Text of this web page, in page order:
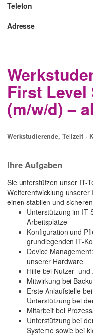
Telefon
Adresse
First
(m/w/d) –
Werkstudierende, Teilzeit ·
Ihre Aufgaben
Sie unterstützen unser IT-
Weiterentwicklung
einen stabilen und
Unterstützung im
Arbeitsplätze
Konfiguration und
grundlegenden IT-
Device
unserer Hardware
Hilfe bei Nutzer-
Mitwirkung bei
Erste Anlaufstelle
Unterstützung bei
Mitarbeit bei
Unterstützung bei
Systeme sowie bei